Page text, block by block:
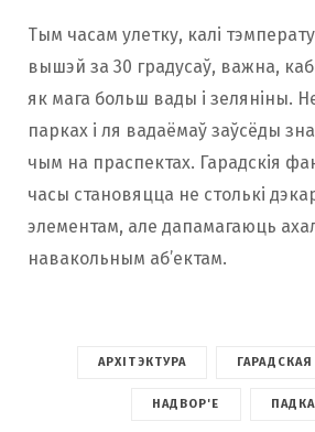
Тым часам улетку, калі
вышэй за 30 градусаў, важна,
як мага больш вады і зеляніны.
парках і ля вадаёмаў заўсёды
чым на праспектах. Гарадскія
часы становяцца не столькі
элементам, але дапамагаюць
навакольным аб’ектам.
АРХІТЭКТУРА
НАДВОР'Е